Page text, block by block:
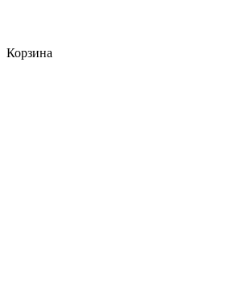
Корзина